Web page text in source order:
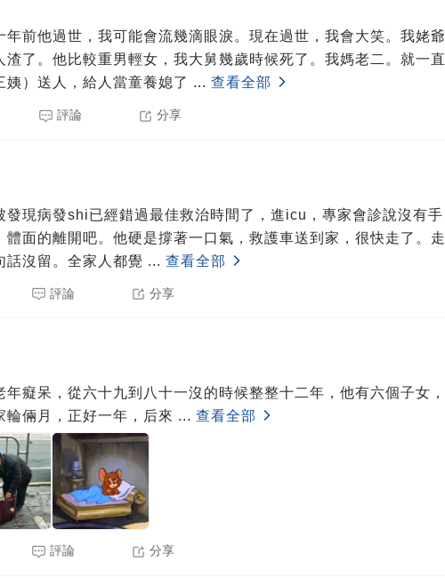
年前他過世，我可能會流幾滴眼淚。現在過世，我會大笑。我姥爺
渣了。他比較重男輕女，我大舅幾歲時候死了。我媽老二。就一直
姨）送人，給人當童養媳了 ... 查看全部
評論 分享
發現病發shi已經錯過最佳救治時間了，進icu，專家會診說沒有手
體面的離開吧。他硬是撐著一口氣，救護車送到家，很快走了。走
話沒留。全家人都覺 ... 查看全部
評論 分享
癡呆，從六十九到八十一沒的時候整整十二年，他有六個子女，
輪倆月，正好一年，后來 ... 查看全部
評論 分享